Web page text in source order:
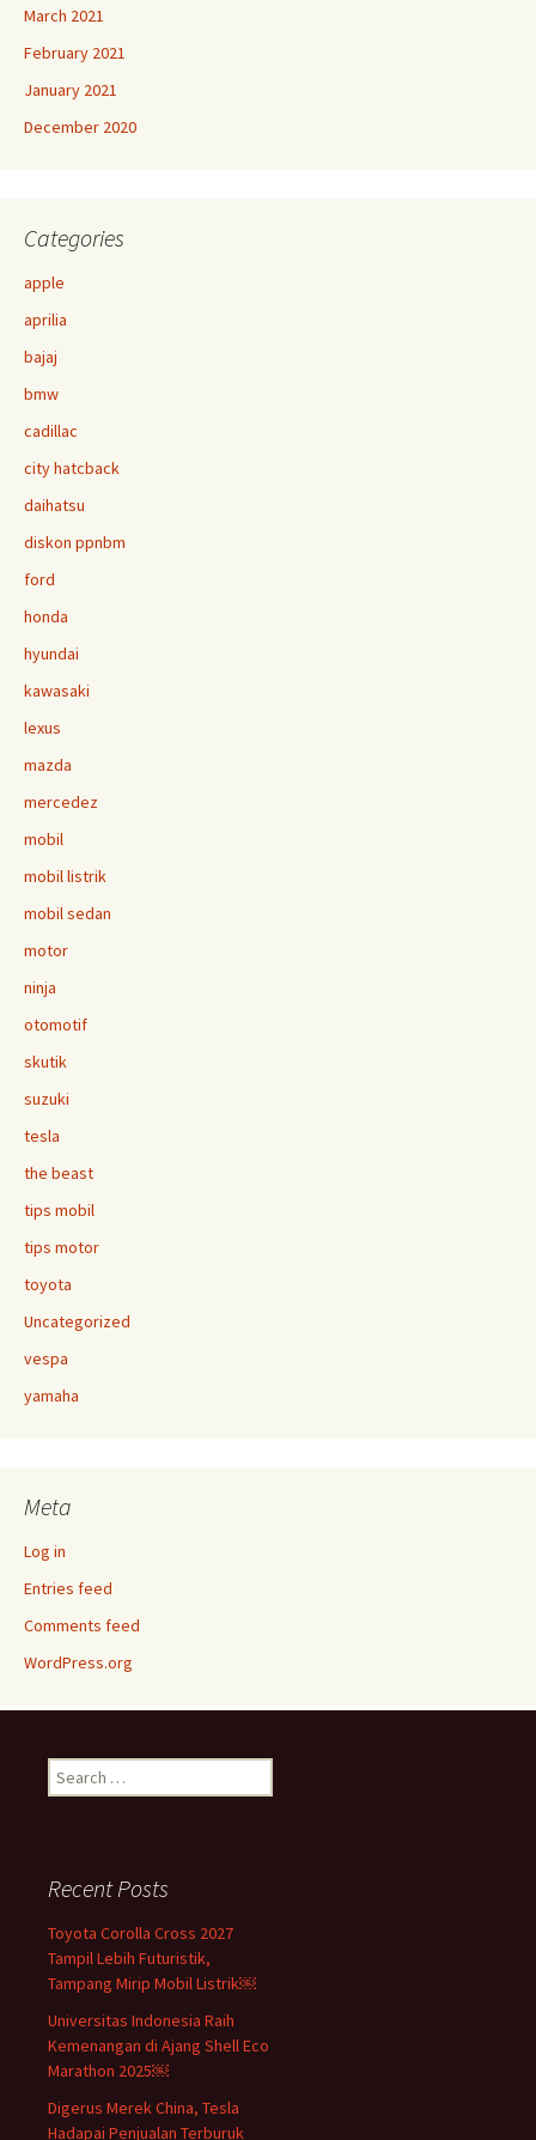
March 2021
February 2021
January 2021
December 2020
Categories
apple
aprilia
bajaj
bmw
cadillac
city hatcback
daihatsu
diskon ppnbm
ford
honda
hyundai
kawasaki
lexus
mazda
mercedez
mobil
mobil listrik
mobil sedan
motor
ninja
otomotif
skutik
suzuki
tesla
the beast
tips mobil
tips motor
toyota
Uncategorized
vespa
yamaha
Meta
Log in
Entries feed
Comments feed
WordPress.org
Search
for:
Recent Posts
Toyota Corolla Cross 2027
Tampil Lebih Futuristik,
Tampang Mirip Mobil Listrik￼
Universitas Indonesia Raih
Kemenangan di Ajang Shell Eco
Marathon 2025￼
Digerus Merek China, Tesla
Hadapai Penjualan Terburuk